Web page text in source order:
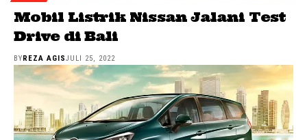
Mobil Listrik Nissan Jalani Test
Drive di Bali
BYREZA AGISJULI 25, 2022